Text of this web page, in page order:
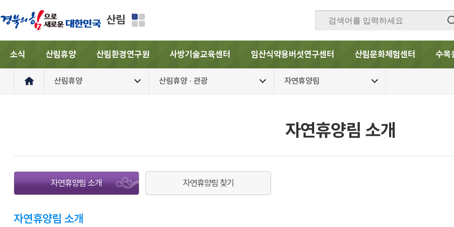
산림
소식 산림휴양 산림환경연구원 사방기술교육센터 임산식약용버섯연구센터 산림문화체험센터 수목
산림휴양 산림휴양 · 관광 자연휴양림
자연휴양림 소개
자연휴양림 소개 자연휴양림 찾기
자연휴양림 소개